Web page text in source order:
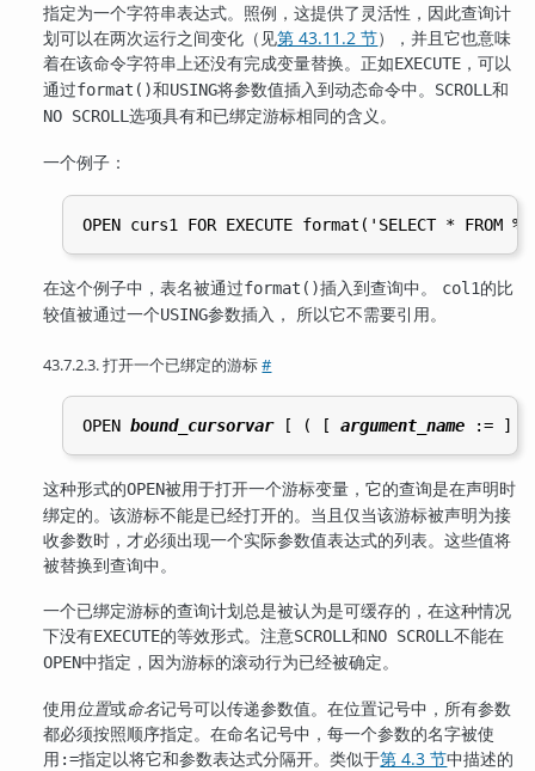
指定为一个字符串表达式。照例，这提供了灵活性，因此查询计
划可以在两次运行之间变化（见第 43.11.2 节），并且它也意味
着在该命令字符串上还没有完成变量替换。正如EXECUTE ，可以
通过format()和USING将参数值插入到动态命令中。 SCROLL和
NO SCROLL选项具有和已绑定游标相同的含义。
一个例子：
在这个例子中，表名被通过format()插入到查询中。 col1的比
较值被通过一个USING参数插入， 所以它不需要引用。
43.7.2.3. 打开一个已绑定的游标#
OPEN bound_cursorvar [ ( [ argument_name := ]
这种形式的OPEN被用于打开一个游标变量，它的查询是在声明时
绑定的。该游标不能是已经打开的。当且仅当该游标被声明为接
收参数时，才必须出现一个实际参数值表达式的列表。这些值将
被替换到查询中。
一个已绑定游标的查询计划总是被认为是可缓存的，在这种情况
下没有EXECUTE的等效形式。注意SCROLL和NO SCROLL不能在
OPEN中指定，因为游标的滚动行为已经被确定。
使用位置或命名记号可以传递参数值。在位置记号中，所有参数
都必须按照顺序指定。在命名记号中，每一个参数的名字被使
用 :=指定以将它和参数表达式分隔开。类似于第 4.3 节中描述的